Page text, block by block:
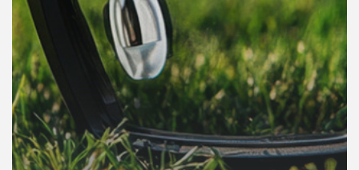
ข่าว
และ
กิจกรรม
เกี่ยว
กับ
เรา